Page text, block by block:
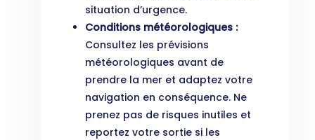
situation d’urgence.
Conditions météorologiques :
Consultez les prévisions
météorologiques avant de
prendre la mer et adaptez votre
navigation en conséquence. Ne
prenez pas de risques inutiles et
reportez votre sortie si les